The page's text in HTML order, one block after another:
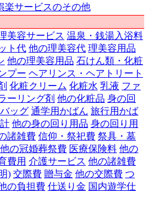
楽サービスのその他
美容サービス 温泉・銭湯入浴料
ト代 他の理美容代 理美容用品
他の理美容用品 石けん類・化粧
プー ヘアリンス・ヘアトリート
化粧クリーム 化粧水 乳液 ファ
ーリング剤 他の化粧品 身の回
ッグ 通学用かばん 旅行用かば
他の身の回り用品 身の回り用
諸雑費 信仰・祭祀費 祭具・墓
他の冠婚葬祭費 医療保険料 他の
費用 介護サービス 他の諸雑費
) 交際費 贈与金 他の交際費 つ
の負担費 仕送り金 国内遊学仕